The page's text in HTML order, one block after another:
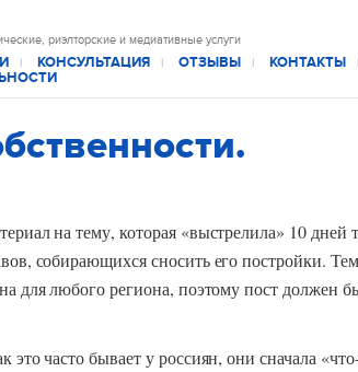
риэлторские и медиативные услуги
| КОНСУЛЬТАЦИЯ | ОТЗЫВЫ | КОНТАКТЫ
на тему, которая «выстрелила» 10
собирающихся сносить его постройки.
для любого региона, поэтому пост должен
часто бывает у россиян, они сначала